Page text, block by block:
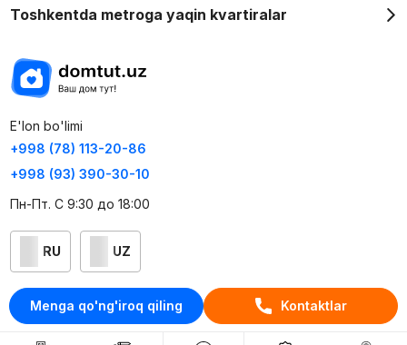
Menga qo'ng'iroq qiling Kontaktlar
Toshkentda metroga yaqin kvartiralar
E'lon bo'limi
+998 (78) 113-20-86
+998 (93) 390-30-10
Пн-Пт. С 9:30 до 18:00
RU UZ
Kontaktlar